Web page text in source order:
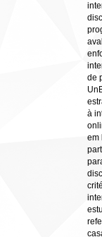
de
à
em